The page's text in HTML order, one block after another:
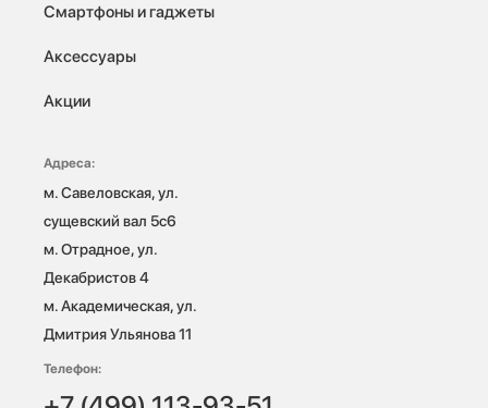
Смартфоны и гаджеты
Аксессуары
Акции
Адреса:
м. Савеловская, ул.
сущевский вал 5с6
м. Отрадное, ул.
Декабристов 4
м. Академическая, ул.
Дмитрия Ульянова 11
Телефон: